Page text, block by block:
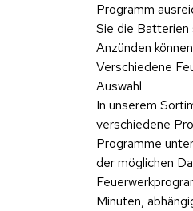
Programm
Sie die Batterien
Anzünden
Verschiedene
Auswahl
In unserem
verschiedene
Programme
der möglichen
Minuten,